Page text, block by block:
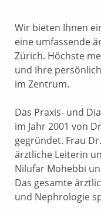
Wir bieten Ihnen
eine umfassende
Zürich. Höchste
und Ihre
im Zentrum.
Das Praxis- und
im Jahr 2001 von
gegründet. Frau
ärztliche Leiterin
Nilufar Mohebbi
Das gesamte
und Nephrologie